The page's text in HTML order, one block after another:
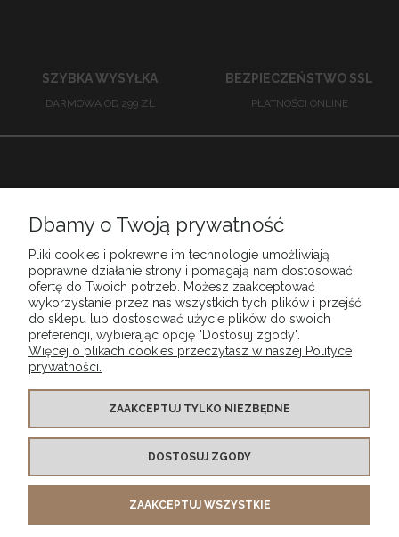
SZYBKA WYSYŁKA
DARMOWA OD 299 ZŁ
BEZPIECZEŃSTWO SSL
PŁATNOŚCI ONLINE
Babiarnia
Obsługa klienta
Moje konto
Bezpieczne płatności
Certyfikowany sklep
Dbamy o Twoją prywatność
Pliki cookies i pokrewne im technologie umożliwiają
poprawne działanie strony i pomagają nam dostosować
ofertę do Twoich potrzeb. Możesz zaakceptować
wykorzystanie przez nas wszystkich tych plików i przejść
do sklepu lub dostosować użycie plików do swoich
preferencji, wybierając opcję "Dostosuj zgody".
Więcej o plikach cookies przeczytasz w naszej Polityce
prywatności.
ZAAKCEPTUJ TYLKO NIEZBĘDNE
DOSTOSUJ ZGODY
ZAAKCEPTUJ WSZYSTKIE